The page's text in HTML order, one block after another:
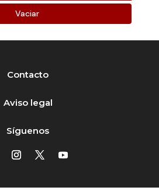
Vaciar
Contacto
Aviso legal
Síguenos